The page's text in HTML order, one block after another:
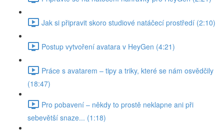
Jak si připravit skoro studiové natáčecí prostředí (2:10)
Postup vytvoření avatara v HeyGen (4:21)
Práce s avatarem – tipy a triky, které se nám osvědčily
(18:47)
Pro pobavení – někdy to prostě neklapne ani při
sebevětší snaze... (1:18)